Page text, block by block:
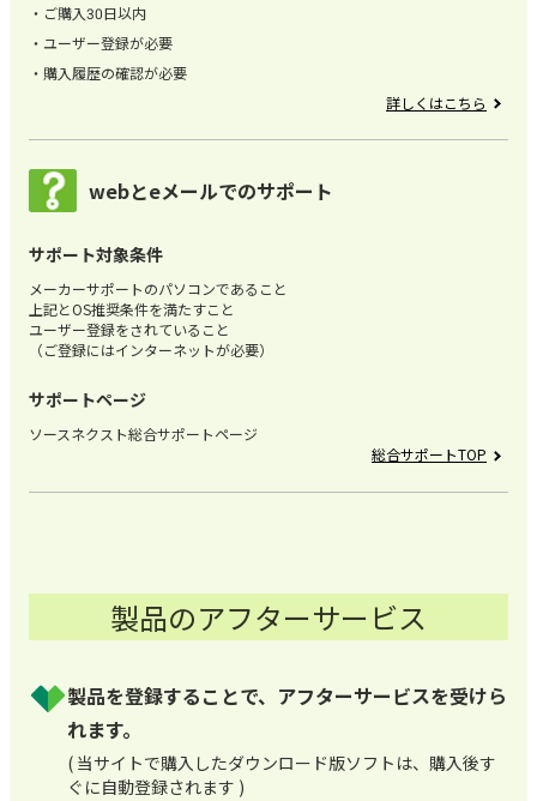
ご購入30日以内
ユーザー登録が必要
購入履歴の確認が必要
詳しくはこちら
webとeメールでのサポート
サポート対象条件
メーカーサポートのパソコンであること
上記とOS推奨条件を満たすこと
ユーザー登録をされていること
（ご登録にはインターネットが必要）
サポートページ
ソースネクスト総合サポートページ
総合サポートTOP
製品のアフターサービス
製品を登録することで、アフターサービスを受けら
れます。
( 当サイトで購入したダウンロード版ソフトは、購入後す
ぐに自動登録されます )